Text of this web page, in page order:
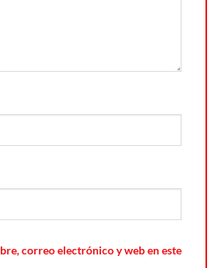
correo electrónico y web en este